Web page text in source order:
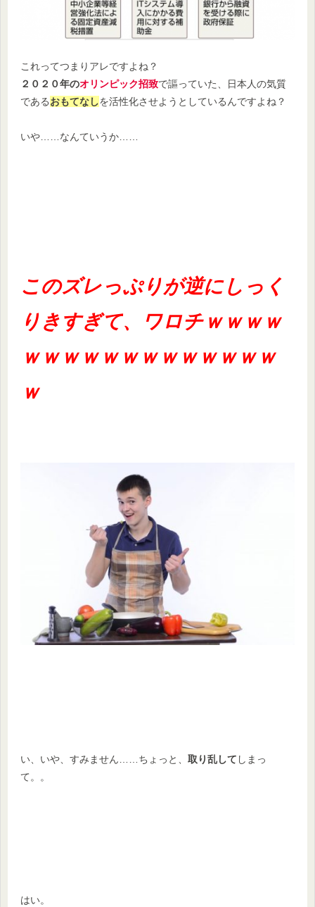
これってつまりアレですよね？
２０２０年のオリンピック招致で謳っていた、日本人の気質
であるおもてなしを活性化させようとしているんですよね？
いや……なんていうか……
このズレっぷりが逆にしっく
りきすぎて、ワロチｗｗｗｗ
ｗｗｗｗｗｗｗｗｗｗｗｗｗ
ｗ
い、いや、すみません……ちょっと、 取り乱して しまっ
て。。
はい。